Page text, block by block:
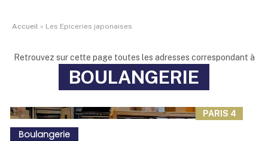
Accueil » Les Epiceries japonaises
Retrouvez sur cette page toutes les adresses correspondant à
BOULANGERIE
PARIS 4
Boulangerie